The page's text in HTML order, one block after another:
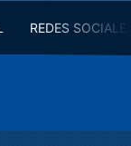
REDES